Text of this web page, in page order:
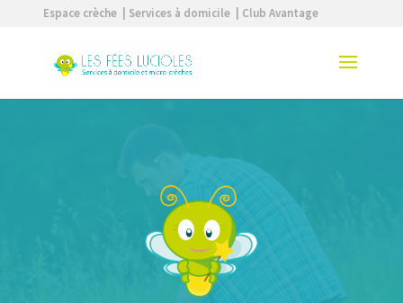
Espace crèche | Services à domicile | Club Avantage